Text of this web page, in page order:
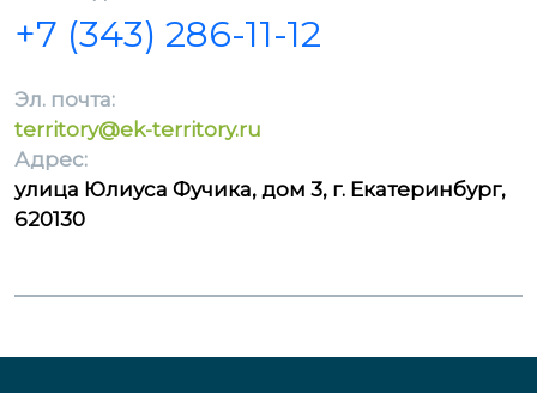
+7 (343) 286-11-12
Эл. почта:
territory@ek-territory.ru
Адрес:
улица Юлиуса Фучика, дом 3, г. Екатеринбург,
620130